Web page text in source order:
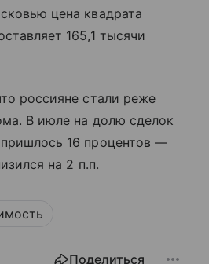
цена квадрата
165,1 тысячи
россияне стали реже
В июле на долю сделок
16 процентов —
на 2 п.п.
Поделиться